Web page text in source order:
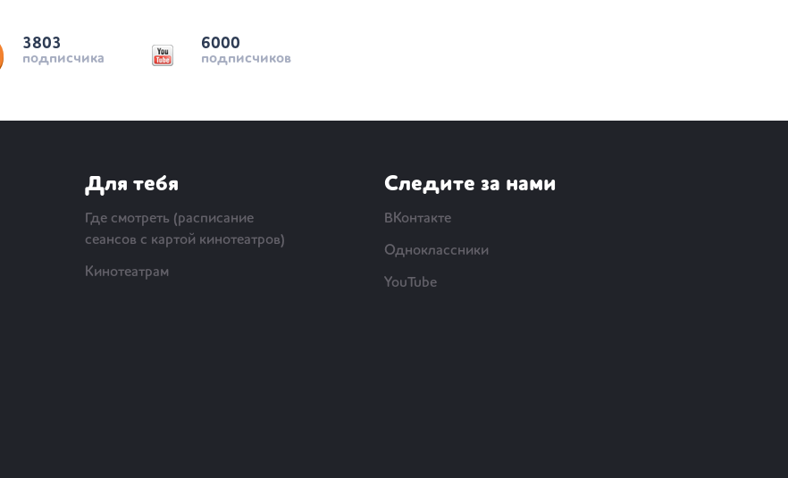
3803
подписчика
6000
подписчиков
Для тебя
Где смотреть (расписание
сеансов с картой кинотеатров)
Кинотеатрам
Следите за нами
ВКонтакте
Одноклассники
YouTube